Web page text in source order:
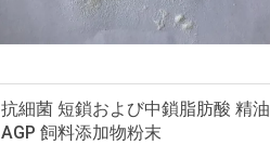
抗細菌 短鎖および中鎖脂肪酸 精油
AGP 飼料添加物粉末